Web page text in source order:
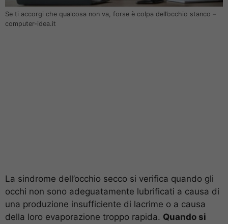
Se ti accorgi che qualcosa non va, forse è colpa dell’occhio stanco –
computer-idea.it
La sindrome dell’occhio secco si verifica quando gli
occhi non sono adeguatamente lubrificati a causa di
una produzione insufficiente di lacrime o a causa
della loro evaporazione troppo rapida. Quando si